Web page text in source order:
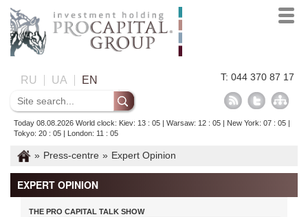
RU UA EN T: 044 370 87 17
Today 08.08.2026 World clock: Kiev: 13 : 05 | Warsaw: 12 : 05 | New York: 07 : 05 |
Tokyo: 20 : 05 | London: 11 : 05
» Press-centre » Expert Opinion
EXPERT OPINION
THE PRO CAPITAL TALK SHOW